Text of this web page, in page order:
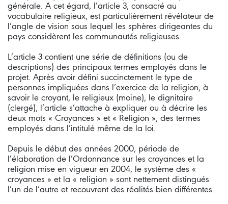
générale. A cet égard, l’article 3, consacré au
vocabulaire religieux, est particulièrement révélateur de
l’angle de vision sous lequel les sphères dirigeantes du
pays considèrent les communautés religieuses.
L’article 3 contient une série de définitions (ou de
descriptions) des principaux termes employés dans le
projet. Après avoir défini succinctement le type de
personnes impliquées dans l’exercice de la religion, à
savoir le croyant, le religieux (moine), le dignitaire
(clergé), l’article s’attache à expliquer ou à décrire les
deux mots « Croyances » et « Religion », des termes
employés dans l’intitulé même de la loi.
Depuis le début des années 2000, période de
l’élaboration de l’Ordonnance sur les croyances et la
religion mise en vigueur en 2004, le système des «
croyances » et la « religion » sont nettement distingués
l’un de l’autre et recouvrent des réalités bien différentes.